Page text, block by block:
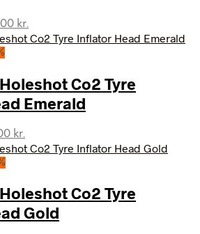
kr..
kr.
aktuelle
220,00 kr..Co2 Tyre
Emerald
kr..
kr.
aktuelle
152,00 kr..Co2 Tyre
Gold